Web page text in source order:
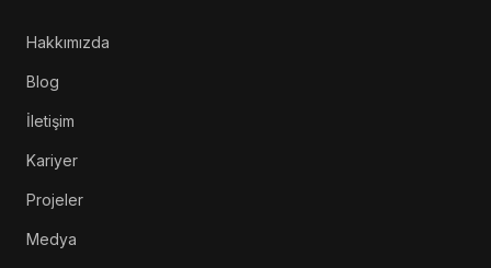
Hakkımızda
Blog
İletişim
Kariyer
Projeler
Medya